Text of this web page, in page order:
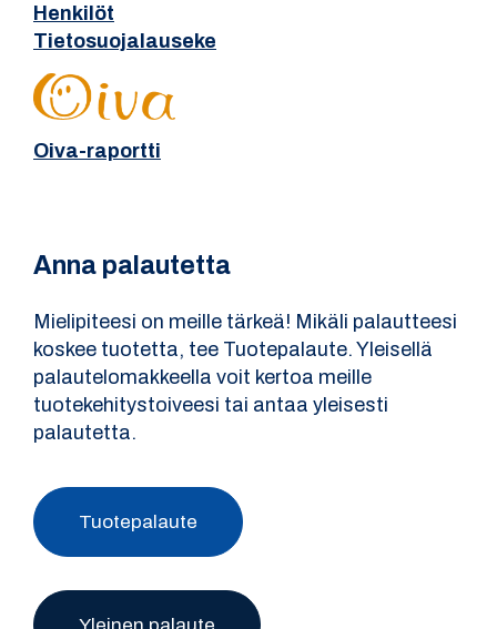
Henkilöt
Tietosuojalauseke
Oiva-raportti
Anna palautetta
Mielipiteesi on meille tärkeä! Mikäli palautteesi
koskee tuotetta, tee Tuotepalaute. Yleisellä
palautelomakkeella voit kertoa meille
tuotekehitystoiveesi tai antaa yleisesti
palautetta.
Tuotepalaute
Yleinen palaute